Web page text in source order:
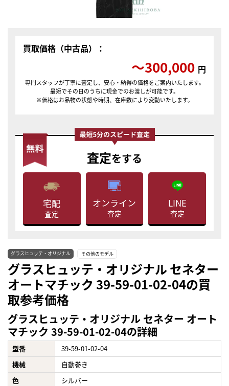
買取価格（中古品）：
〜300,000 円
専門スタッフが丁寧に査定し、安心・納得の価格をご案内いたします。
最短でその日のうちに現金でのお渡しが可能です。
※価格はお品物の状態や時期、在庫数により変動いたします。
査定をする
宅配
査定
オンライン
査定
LINE
査定
グラスヒュッテ・オリジナル その他のモデル
グラスヒュッテ・オリジナル セネター
オートマチック 39-59-01-02-04の買
取参考価格
グラスヒュッテ・オリジナル セネター オート
マチック 39-59-01-02-04の詳細
型番
39-59-01-02-04
機械
自動巻き
色
シルバー